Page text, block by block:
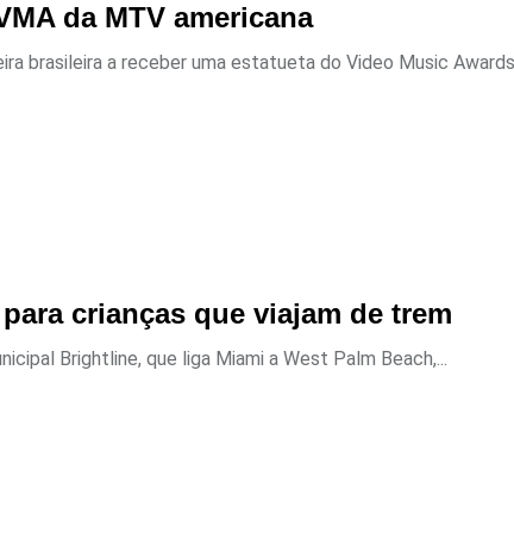
da MTV americana
brasileira a receber uma estatueta do Video Music
crianças que viajam de trem
Brightline, que liga Miami a West Palm Beach,...